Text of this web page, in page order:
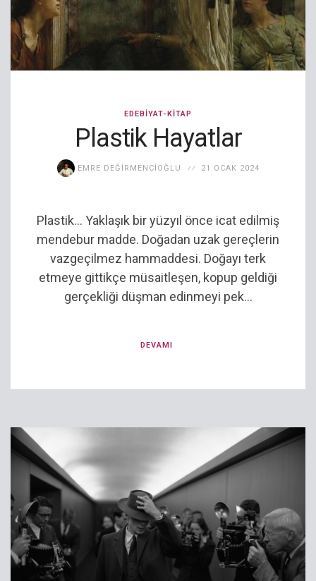
EDEBIYAT-KITAP
Plastik Hayatlar
EMRE DEĞIRMENCIOĞLU 21 OCAK 2024
Plastik… Yaklaşık bir yüzyıl önce icat edilmiş
mendebur madde. Doğadan uzak gereçlerin
vazgeçilmez hammaddesi. Doğayı terk
etmeye gittikçe müsaitleşen, kopup geldiği
gerçekliği düşman edinmeyi pek...
DEVAMI